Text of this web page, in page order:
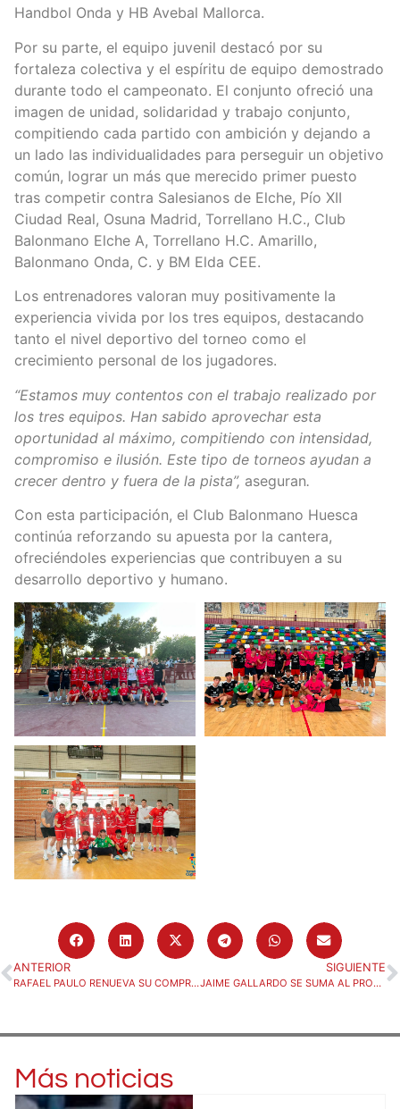
Handbol Onda y HB Avebal Mallorca.
Por su parte, el equipo juvenil destacó por su
fortaleza colectiva y el espíritu de equipo demostrado
durante todo el campeonato. El conjunto ofreció una
imagen de unidad, solidaridad y trabajo conjunto,
compitiendo cada partido con ambición y dejando a
un lado las individualidades para perseguir un objetivo
común, lograr un más que merecido primer puesto
tras competir contra Salesianos de Elche, Pío XII
Ciudad Real, Osuna Madrid, Torrellano H.C., Club
Balonmano Elche A, Torrellano H.C. Amarillo,
Balonmano Onda, C. y BM Elda CEE.
Los entrenadores valoran muy positivamente la
experiencia vivida por los tres equipos, destacando
tanto el nivel deportivo del torneo como el
crecimiento personal de los jugadores.
“Estamos muy contentos con el trabajo realizado por
los tres equipos. Han sabido aprovechar esta
oportunidad al máximo, compitiendo con intensidad,
compromiso e ilusión. Este tipo de torneos ayudan a
crecer dentro y fuera de la pista”, aseguran.
Con esta participación, el Club Balonmano Huesca
continúa reforzando su apuesta por la cantera,
ofreciéndoles experiencias que contribuyen a su
desarrollo deportivo y humano.
ANTERIOR
RAFAEL PAULO RENUEVA SU COMPROMISO CON EL BADA HUESCA
SIGUIENTE
JAIME GALLARDO SE SUMA AL PROYECTO DEL BADA HUESCA 2026/27
Más noticias